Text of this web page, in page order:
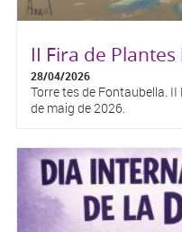
II Fira de Plantes
28/04/2026
Torre tes de Fontaubella.
de maig de 2026.